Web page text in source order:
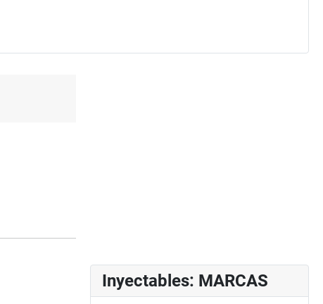
Inyectables: MARCAS